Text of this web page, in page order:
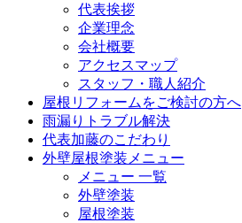
代表挨拶
企業理念
会社概要
アクセスマップ
スタッフ・職人紹介
屋根リフォームをご検討の方へ
雨漏りトラブル解決
代表加藤のこだわり
外壁屋根塗装メニュー
メニュー 一覧
外壁塗装
屋根塗装